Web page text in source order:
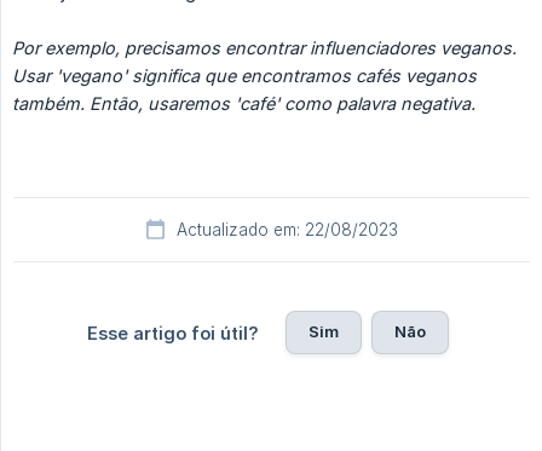
Por exemplo, precisamos encontrar influenciadores veganos.
Usar 'vegano' significa que encontramos cafés veganos
também. Então, usaremos 'café' como palavra negativa.
Actualizado em: 22/08/2023
Esse artigo foi útil? Sim Não